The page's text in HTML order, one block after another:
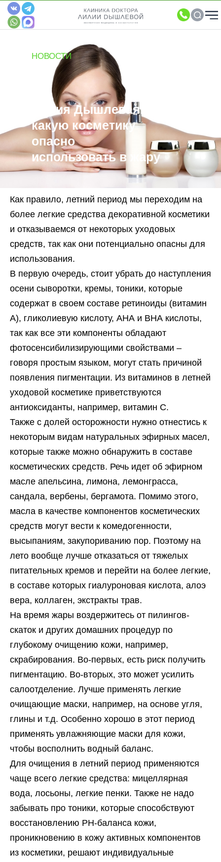
НОВОСТИ
Лилия Дышлевая:
какую косметику
опасно
использовать в жару
Как правило, летний период мы переходим на
более легкие средства декоративной косметики
и отказываемся от некоторых уходовых
средств, так как они потенциально опасны для
использования.
В первую очередь, стоит убрать до наступления
осени сыворотки, кремы, тоники, которые
содержат в своем составе ретиноиды (витамин
А), гликолиевую кислоту, АНА и ВНА кислоты,
так как все эти компоненты обладают
фотосенсибилизирующими свойствами –
говоря простым языком, могут стать причиной
появления пигментации. Из витаминов в летней
уходовой косметике приветствуются
антиоксиданты, например, витамин С.
Также с долей осторожности нужно отнестись к
некоторым видам натуральных эфирных масел,
которые также можно обнаружить в составе
косметических средств. Речь идет об эфирном
масле апельсина, лимона, лемонграсса,
сандала, вербены, бергамота. Помимо этого,
масла в качестве компонентов косметических
средств могут вести к комедогенности,
высыпаниям, закупориванию пор. Поэтому на
лето вообще лучше отказаться от тяжелых
питательных кремов и перейти на более легкие,
в составе которых гиалуроновая кислота, алоэ
вера, коллаген, экстракты трав.
На время жары воздержитесь от пилингов-
скаток и других домашних процедур по
глубокому очищению кожи, например,
скрабирования. Во-первых, есть риск получить
пигментацию. Во-вторых, это может усилить
салоотделение. Лучше применять легкие
очищающие маски, например, на основе угля,
глины и т.д. Особенно хорошо в этот период
применять увлажняющие маски для кожи,
чтобы восполнить водный баланс.
Для очищения в летний период применяются
чаще всего легкие средства: мицеллярная
вода, лосьоны, легкие пенки. Также не надо
забывать про тоники, которые способствуют
восстановлению РН-баланса кожи,
проникновению в кожу активных компонентов
из косметики, решают индивидуальные